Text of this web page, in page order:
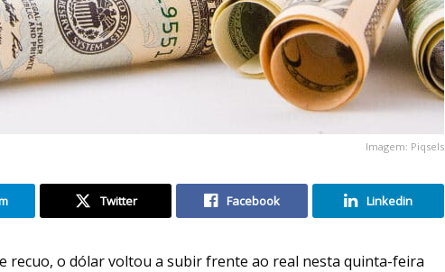
Imagem: Piqsels
Twitter Facebook Linkedin
recuo, o dólar voltou a subir frente ao real nesta quinta-feira